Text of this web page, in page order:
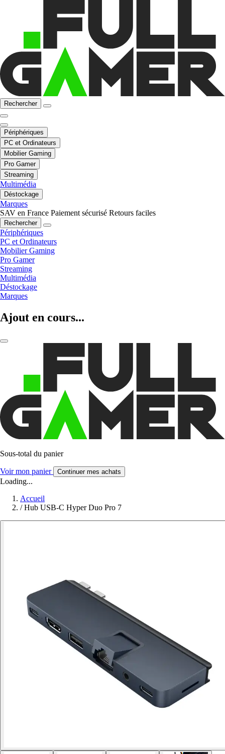
Rechercher
Périphériques
PC et Ordinateurs
Mobilier Gaming
Pro Gamer
Streaming
Multimédia
Déstockage
Marques
SAV en France Paiement sécurisé Retours faciles
Rechercher
Périphériques
PC et Ordinateurs
Mobilier Gaming
Pro Gamer
Streaming
Multimédia
Déstockage
Marques
Ajout en cours...
Sous-total du panier
Voir mon panier Continuer mes achats
Loading...
Accueil
/ Hub USB-C Hyper Duo Pro 7